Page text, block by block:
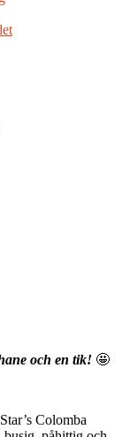
och en tik! 🤩
Colomba